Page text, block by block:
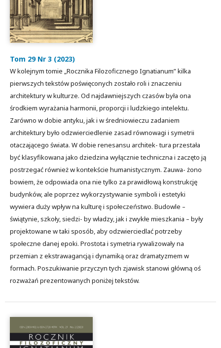
Tom 29 Nr 3 (2023)
W kolejnym tomie „Rocznika Filozoficznego Ignatianum” kilka
pierwszych tekstów poświęconych zostało roli i znaczeniu
architektury w kulturze. Od najdawniejszych czasów była ona
środkiem wyrażania harmonii, proporcji i ludzkiego intelektu.
Zarówno w dobie antyku, jak i w średniowieczu zadaniem
architektury było odzwierciedlenie zasad równowagi i symetrii
otaczającego świata. W dobie renesansu architek- tura przestała
być klasyfikowana jako dziedzina wyłącznie techniczna i zaczęto ją
postrzegać również w kontekście humanistycznym. Zauwa- żono
bowiem, że odpowiada ona nie tylko za prawidłową konstrukcję
budynków, ale poprzez wykorzystywanie symboli i estetyki
wywiera duży wpływ na kulturę i społeczeństwo. Budowle –
świątynie, szkoły, siedzi- by władzy, jak i zwykłe mieszkania – były
projektowane w taki sposób, aby odzwierciedlać potrzeby
społeczne danej epoki. Prostota i symetria rywalizowały na
przemian z ekstrawagancją i dynamiką oraz dramatyzmem w
formach. Poszukiwanie przyczyn tych zjawisk stanowi główną oś
rozważań prezentowanych poniżej tekstów.